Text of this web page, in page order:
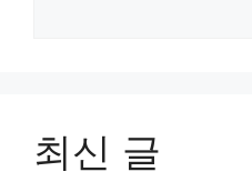
최신 글